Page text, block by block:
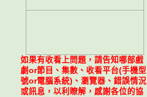
如果有收看上問題，請告知哪部戲
劇or節目、集數、收看平台(手機型
號or電腦系統)、瀏覽器、錯誤情況
或訊息，以利瞭解，感謝各位的協